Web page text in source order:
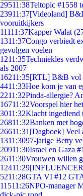
29511:38Teltopic #1558
23911:37[Videoland]
vooruitkijkers
11111:37Kapper Walat
1311:37Congo verbiedt
gevolgen voelen
1211:35Techniekles
als 2007
16211:35[RTL] B&B vol
4411:33Hoe kom je van
2211:32Pinda-allergie?
16711:32Voorspel hier
3011:32Klacht ingediend
26811:32Banken met
26611:31 [Dagboek] Veel
1311:3097-jarige Betty
20911:30Israel en Gaza
2611:30Vrouwen willen
12411:29
5211:28GTA VI #12
11511:26NPO-manager